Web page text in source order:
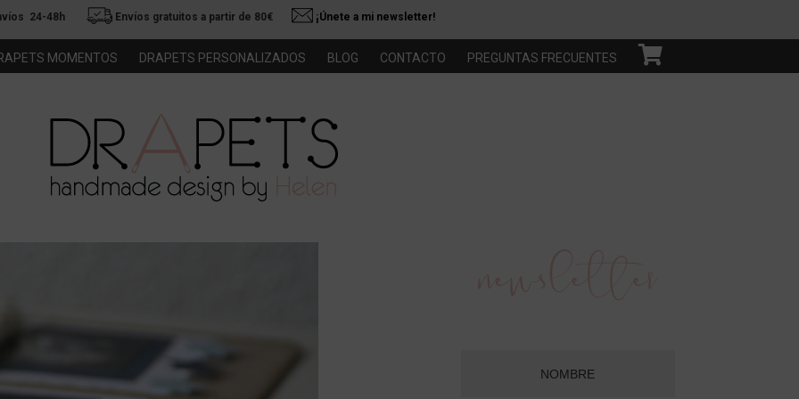
24-48h Envíos gratuitos a partir de 80€ ¡Únete a mi newsletter!
MOMENTOS DRAPETS PERSONALIZADOS BLOG CONTACTO PREGUNTAS FRECUENTES